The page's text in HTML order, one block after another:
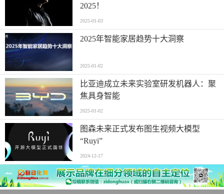
2025！
2025-01-03
2025年智能家居趋势十大洞察
2025-01-02
比亚迪成立未来实验室研发机器人：聚
焦具身智能
2025-01-02
图森未来正式发布图生视频大模型
“Ruyi”
2024-12-17